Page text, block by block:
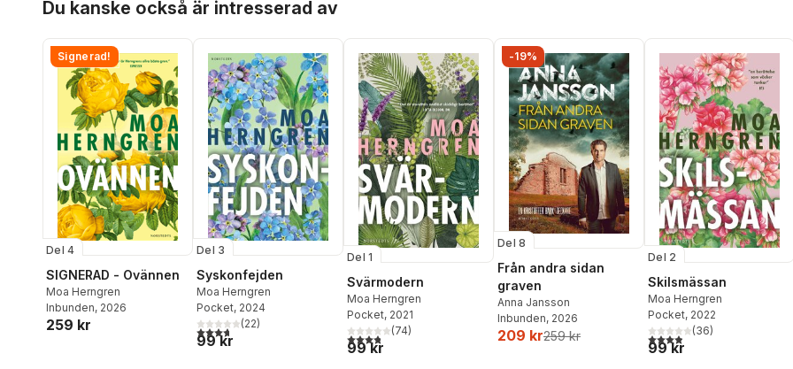
Du kanske också är intresserad av
Signerad!
Del 4
SIGNERAD - Ovännen
Moa Herngren
Inbunden, 2026
259 kr
Del 3
Syskonfejden
Moa Herngren
Pocket, 2024
3,7utav 5 stjärnor. Totalt antal röster:
(22)
99 kr
Del 1
Svärmodern
Moa Herngren
Pocket, 2021
3,8utav 5 stjärnor. Totalt antal röster:
(74)
99 kr
-19%
Del 8
Från andra sidan
graven
Anna Jansson
Inbunden, 2026
209 kr259 kr
Del 2
Skilsmässan
Moa Herngren
Pocket, 2022
3,9utav 5 stjärnor. Totalt
(36)
99 kr